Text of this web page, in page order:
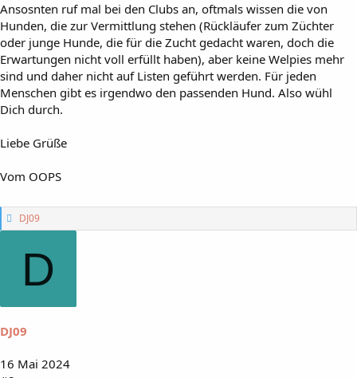
Ansosnten ruf mal bei den Clubs an, oftmals wissen die von
Hunden, die zur Vermittlung stehen (Rückläufer zum Züchter
oder junge Hunde, die für die Zucht gedacht waren, doch die
Erwartungen nicht voll erfüllt haben), aber keine Welpies mehr
sind und daher nicht auf Listen geführt werden. Für jeden
Menschen gibt es irgendwo den passenden Hund. Also wühl
Dich durch.
Liebe Grüße
Vom OOPS
G
e
m
r
DJ09
D
DJ09
16 Mai 2024